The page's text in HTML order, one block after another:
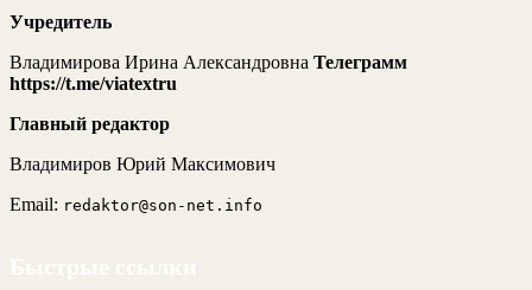
Учредитель
Владимирова Ирина Александровна Телеграмм
https://t.me/viatextru
Главный редактор
Владимиров Юрий Максимович
Email: redaktor@son-net.info